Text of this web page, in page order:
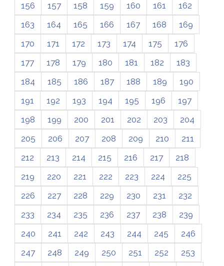
156
157 158 159 160 161
162
163
164 165 166 167 168
169
170
171 172 173 174 175
176
177
178 179 180 181 182
183
184
185 186 187 188 189
190
191
192 193 194 195 196
197
198
199 200 201 202 203
204
205
206 207 208 209 210
211
212
213 214 215 216 217
218
219
220 221 222 223 224
225
226
227 228 229 230 231
232
233
234 235 236 237 238
239
240
241 242 243 244 245
246
247
248 249 250 251 252
253